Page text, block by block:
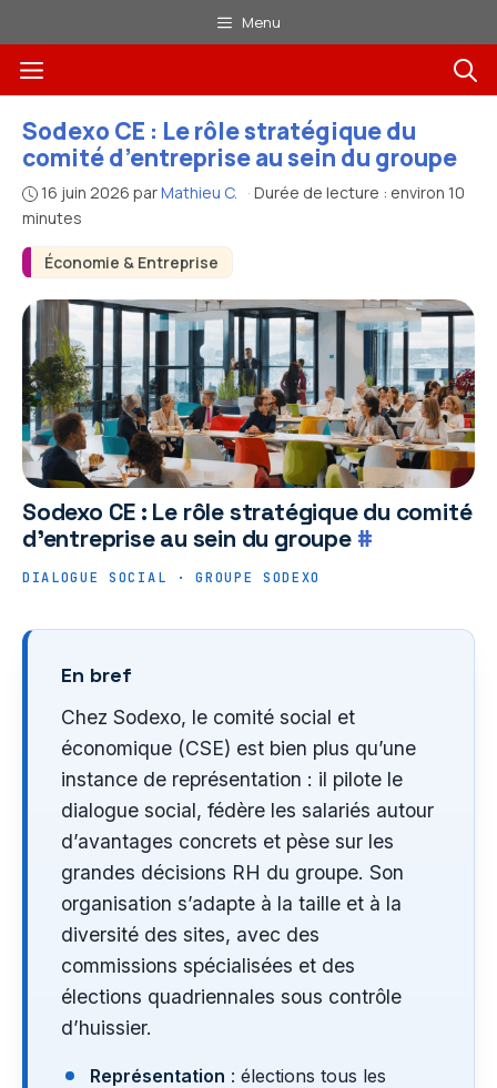
au
contenu
Menu
Menu
Économie & Entreprise
Sodexo CE : Le rôle stratégique du
comité d’entreprise au sein du groupe
16 juin 2026 parMathieu C. · Durée de lecture : environ 10
minutes
Sodexo CE : Le rôle stratégique du comité
d’entreprise au sein du groupe #
DIALOGUE SOCIAL · GROUPE SODEXO
En bref
Chez Sodexo, le comité social et
économique (CSE) est bien plus qu’une
instance de représentation : il pilote le
dialogue social, fédère les salariés autour
d’avantages concrets et pèse sur les
grandes décisions RH du groupe. Son
organisation s’adapte à la taille et à la
diversité des sites, avec des
commissions spécialisées et des
élections quadriennales sous contrôle
d’huissier.
Représentation : élections tous les